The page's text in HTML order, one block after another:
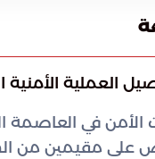
الأمن في العاصمة
على مقيمين من